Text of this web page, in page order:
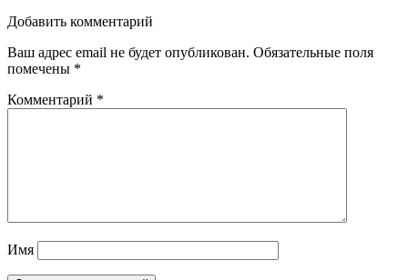
Добавить комментарий
Ваш адрес email не будет опубликован. Обязательные поля
помечены *
Комментарий *
Имя